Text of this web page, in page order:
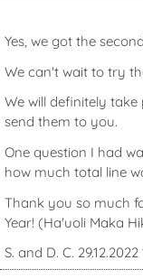
Yes, we got the
We can't wait to try
We will definitely
send them to you.
One question I had
how much total line
Thank you so much
Year! (Ha'uoli Maka
S. and D. C. 29.12.2022